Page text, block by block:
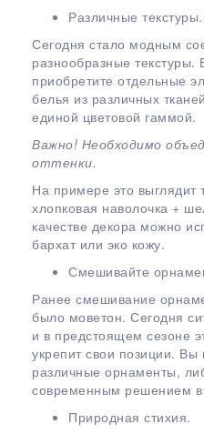
Различные текстуры.
Сегодня стало модным
разнообразные текстуры.
приобретите отдельные
белья из различных
единой цветовой гаммой.
Важно! Необходимо
оттенки.
На примере это выглядит
хлопковая наволочка +
качестве декора можно
бархат или эко кожу.
Смешивайте
Ранее смешивание
было моветон. Сегодня
и в предстоящем сезоне
укрепит свои позиции.
различные орнаменты,
современным решением в
Природная стихия.